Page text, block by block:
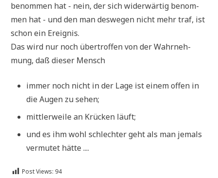
benom­men hat - nein, der sich wider­wär­tig benom­
men hat - und den man des­we­gen nicht mehr traf, ist
schon ein Ereignis.
Das wird nur noch über­trof­fen von der Wahr­neh­
mung, daß die­ser Mensch
immer noch nicht in der Lage ist einem offen in
die Augen zu sehen;
mitt­ler­wei­le an Krücken läuft;
und es ihm wohl schlech­ter geht als man jemals
ver­mu­tet hätte ....
Post Views: 94